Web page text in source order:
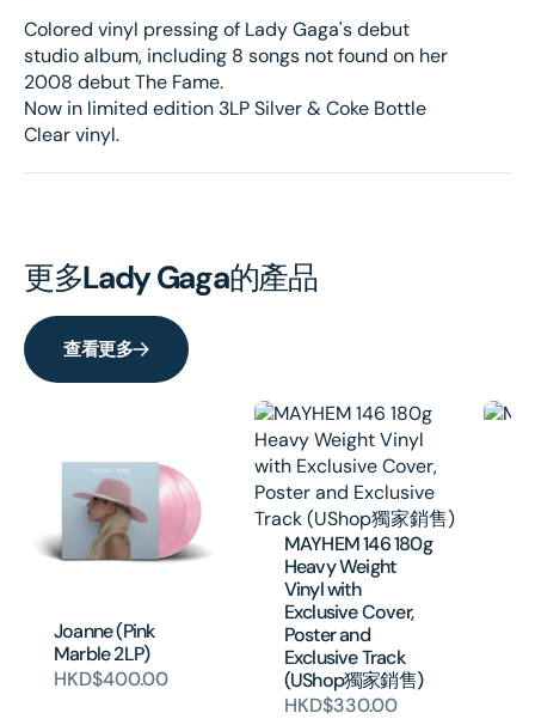
Colored vinyl pressing of Lady Gaga's debut
studio album, including 8 songs not found on her
2008 debut The Fame.
Now in limited edition 3LP Silver & Coke Bottle
Clear vinyl.
更多Lady Gaga的產品
查看更多
Joanne (Pink
Marble 2LP)
HKD$400.00
MAYHEM 146 180g
Heavy Weight
Vinyl with
Exclusive Cover,
Poster and
Exclusive Track
(UShop獨家銷售)
HKD$330.00